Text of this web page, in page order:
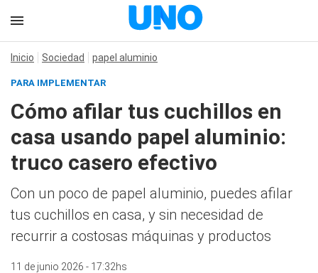
Inicio Sociedad papel aluminio
PARA IMPLEMENTAR
Cómo afilar tus cuchillos en
casa usando papel aluminio:
truco casero efectivo
Con un poco de papel aluminio, puedes afilar
tus cuchillos en casa, y sin necesidad de
recurrir a costosas máquinas y productos
11 de junio 2026 - 17:32hs